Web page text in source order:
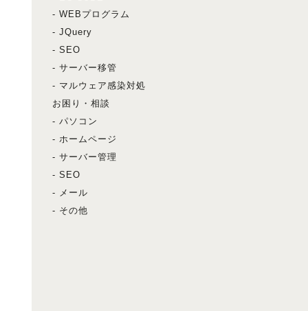
- WEBプログラム
- JQuery
- SEO
- サーバー移管
- マルウェア感染対処
お困り・相談
- パソコン
- ホームページ
- サーバー管理
- SEO
- メール
- その他